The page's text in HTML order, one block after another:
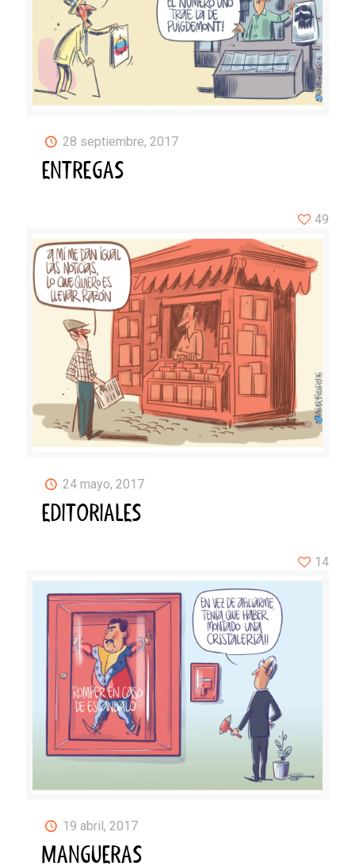
28 septiembre, 2017
ENTREGAS
24 mayo, 2017
EDITORIALES
49
19 abril, 2017
MANGUERAS
14